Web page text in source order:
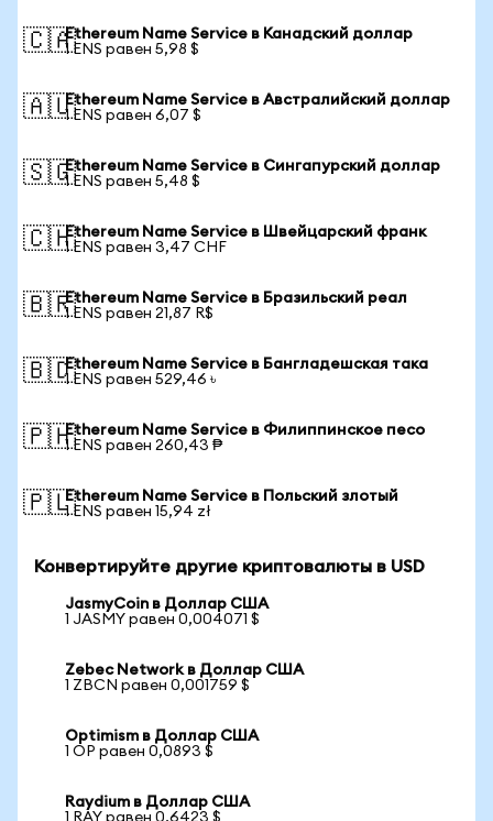
🇨🇦Ethereum Name Service в Канадский доллар
1 ENS равен 5,98 $
🇦🇺Ethereum Name Service в Австралийский доллар
1 ENS равен 6,07 $
🇸🇬Ethereum Name Service в Сингапурский доллар
1 ENS равен 5,48 $
🇨🇭Ethereum Name Service в Швейцарский франк
1 ENS равен 3,47 CHF
🇧🇷Ethereum Name Service в Бразильский реал
1 ENS равен 21,87 R$
🇧🇩Ethereum Name Service в Бангладешская така
1 ENS равен 529,46 ৳
🇵🇭Ethereum Name Service в Филиппинское песо
1 ENS равен 260,43 ₱
🇵🇱Ethereum Name Service в Польский злотый
1 ENS равен 15,94 zł
Конвертируйте другие криптовалюты в USD
JasmyCoin в Доллар США
1 JASMY равен 0,004071 $
Zebec Network в Доллар США
1 ZBCN равен 0,001759 $
Optimism в Доллар США
1 OP равен 0,0893 $
Raydium в Доллар США
1 RAY равен 0,6423 $